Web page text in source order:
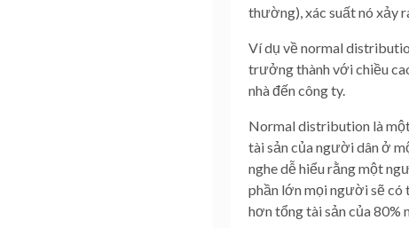
thường), xác suất nó xảy
Ví dụ về normal
trưởng thành với chiều
nhà đến công ty.
Normal distribution là
tài sản của người dân ở
nghe dễ hiểu rằng một
phần lớn mọi người sẽ có
hơn tổng tài sản của 80%